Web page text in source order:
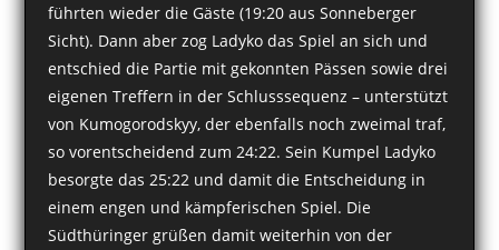
führten wieder die Gäste (19:20 aus Sonneberger
Sicht). Dann aber zog Ladyko das Spiel an sich und
entschied die Partie mit gekonnten Pässen sowie drei
eigenen Treffern in der Schlusssequenz – unterstützt
von Kumogorodskyy, der ebenfalls noch zweimal traf,
so vorentscheidend zum 24:22. Sein Kumpel Ladyko
besorgte das 25:22 und damit die Entscheidung in
einem engen und kämpferischen Spiel. Die
Südthüringer grüßen damit weiterhin von der